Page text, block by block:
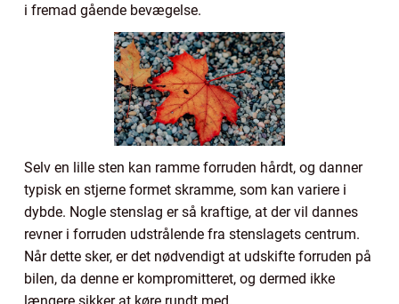
i fremad gående bevægelse.
Selv en lille sten kan ramme forruden hårdt, og danner
typisk en stjerne formet skramme, som kan variere i
dybde. Nogle stenslag er så kraftige, at der vil dannes
revner i forruden udstrålende fra stenslagets centrum.
Når dette sker, er det nødvendigt at udskifte forruden på
bilen, da denne er kompromitteret, og dermed ikke